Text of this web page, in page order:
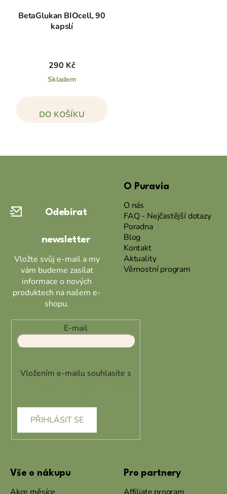
BetaGlukan BIOcell, 90
kapslí
290 Kč
Skladem
DO KOŠÍKU
Odebírat
newsletter
Vložte svůj e-mail a my
vám budeme zasílat
informace o nových
produktech na našem e-
shopu.
E-mail
Vložením e-mailu souhlasíte s
PŘIHLÁSIT SE
O Puravia
O nás
FAQ - Nejčastější dotazy
Poradna
Blog
Kontakt
Aktuality
Věrnostní program
Vše o nákupu Pro partnery